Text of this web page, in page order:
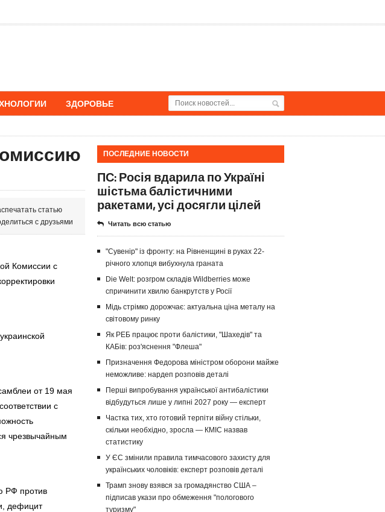
ЗДОРОВЬЕ
статью
с друзьями
Комиссии с
от 19 мая
с
чрезвычайным
РФ против
дефицит
ПОСЛЕДНИЕ НОВОСТИ
ПС: Росія вдарила по Україні
шістьма балістичними
ракетами, усі досягли цілей
Читать всю статью
"Сувенір" із фронту: на Рівненщині в руках 22-
річного хлопця вибухнула граната
Die Welt: розгром складів Wildberries може
спричинити хвилю банкрутств у Росії
Мідь стрімко дорожчає: актуальна ціна металу на
світовому ринку
Як РЕБ працює проти балістики, "Шахедів" та
КАБів: роз'яснення "Флеша"
Призначення Федорова міністром оборони майже
неможливе: нардеп розповів деталі
Перші випробування української антибалістики
відбудуться лише у липні 2027 року — експерт
Частка тих, хто готовий терпіти війну стільки,
скільки необхідно, зросла — КМІС назвав
статистику
У ЄС змінили правила тимчасового захисту для
українських чоловіків: експерт розповів деталі
Трамп знову взявся за громадянство США –
підписав укази про обмеження "пологового
туризму"